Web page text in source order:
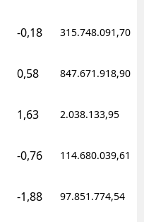
-0,18 315.748.091,70
0,58 847.671.918,90
1,63 2.038.133,95
-0,76 114.680.039,61
-1,88 97.851.774,54